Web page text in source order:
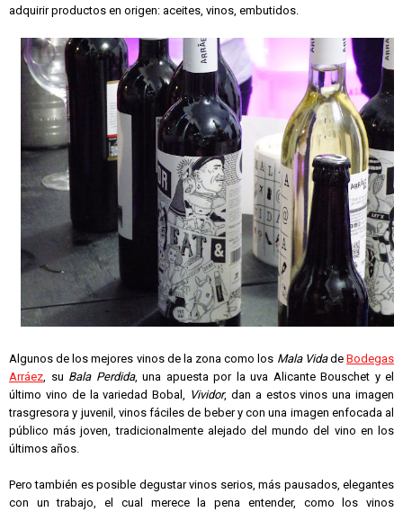
adquirir productos en origen: aceites, vinos, embutidos.
Algunos de los mejores vinos de la zona como los Mala VidadeBodegas
Arráez , su Bala Perdida, una apuesta por la uva Alicante Bouschet y el
último vino de la variedad Bobal,
Vividor, dan a estos vinos una imagen
trasgresora y juvenil, vinos fáciles de beber y con una imagen enfocada al
público más joven, tradicionalmente alejado del mundo del vino en los
últimos años.
Pero también es posible degustar vinos serios, más pausados, elegantes
con un trabajo, el cual merece la pena entender, como los vinos